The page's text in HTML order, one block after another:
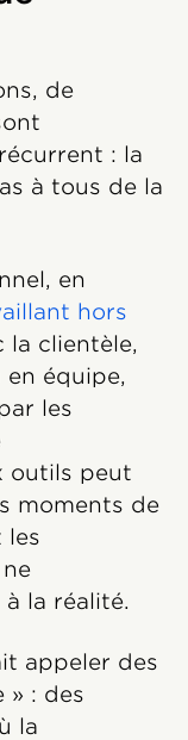
de
: la
à tous de la
en
hors
la clientèle,
équipe,
les
outils peut
moments de
les
la réalité.
appeler des
» : des
la